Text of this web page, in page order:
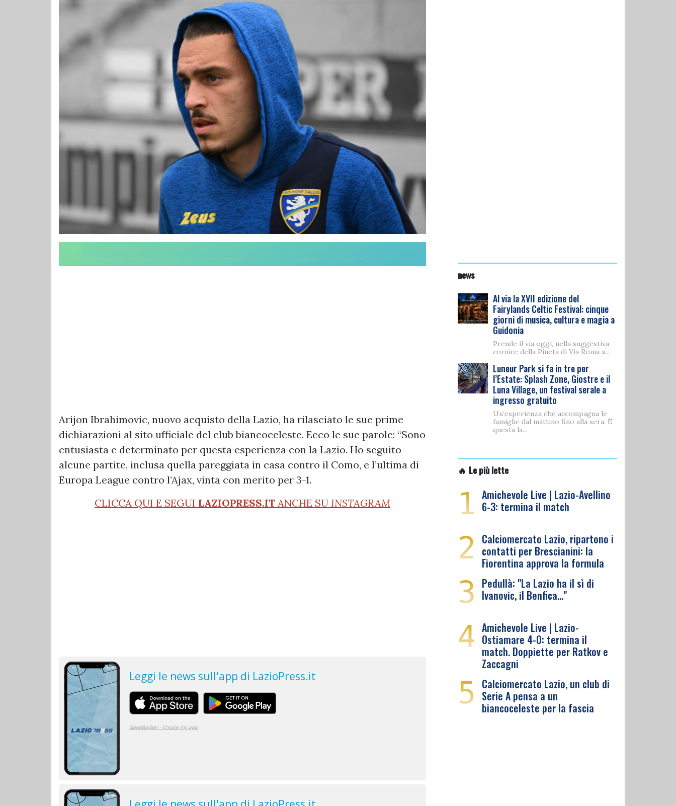
Arijon Ibrahimovic, nuovo acquisto della Lazio, ha rilasciato le sue prime
dichiarazioni al sito ufficiale del club biancoceleste. Ecco le sue parole: “Sono
entusiasta e determinato per questa esperienza con la Lazio. Ho seguito
alcune partite, inclusa quella pareggiata in casa contro il Como, e l’ultima di
Europa League contro l’Ajax, vinta con merito per 3-1.
CLICCA QUI E SEGUI LAZIOPRESS.IT ANCHE SU INSTAGRAM
news
Al via la XVII edizione del
Fairylands Celtic Festival: cinque
giorni di musica, cultura e magia a
Guidonia
Prende il via oggi, nella suggestiva
cornice della Pineta di Via Roma a...
Luneur Park si fa in tre per
l’Estate: Splash Zone, Giostre e il
Luna Village, un festival serale a
ingresso gratuito
Un’esperienza che accompagna le
famiglie dal mattino fino alla sera. È
questa la...
🔥 Le più lette
1 Amichevole Live | Lazio-Avellino
6-3: termina il match
2 Calciomercato Lazio, ripartono i
contatti per Brescianini: la
Fiorentina approva la formula
3 Pedullà: "La Lazio ha il sì di
Ivanovic, il Benfica…"
4 Amichevole Live | Lazio-
Ostiamare 4-0: termina il
match. Doppiette per Ratkov e
Zaccagni
5 Calciomercato Lazio, un club di
Serie A pensa a un
biancoceleste per la fascia